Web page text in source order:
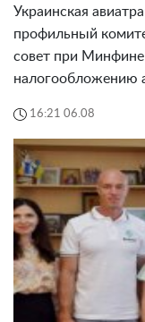
Украинская
профильный
совет при Минфине
налогообложению
16:21 06.08